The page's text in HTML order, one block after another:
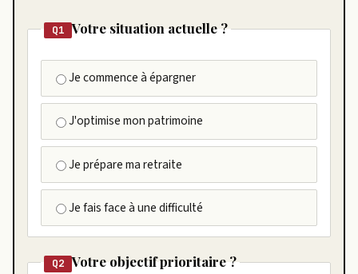
Q1 Votre situation actuelle ?
Je commence à épargner
J'optimise mon patrimoine
Je prépare ma retraite
Je fais face à une difficulté
Q2 Votre objectif prioritaire ?